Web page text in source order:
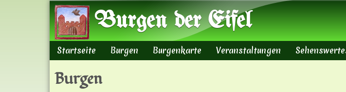
Direkt zum
Burgen der Eifel
Hauptmenü
Startseite Burgen Burgenkarte Veranstaltungen
Burgen